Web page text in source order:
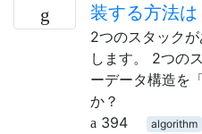
装する方法は
2つのスタック
します。 2つの
ーデータ構造を
か？
394
algorithm